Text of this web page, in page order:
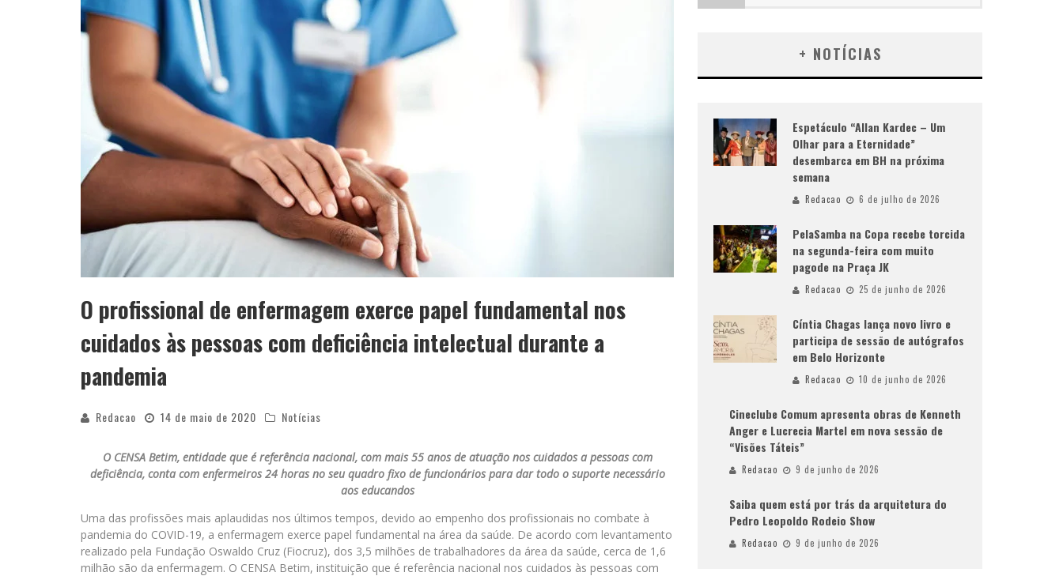
O profissional de enfermagem exerce papel fundamental nos
cuidados às pessoas com deficiência intelectual durante a
pandemia
Redacao 14 de maio de 2020 Notícias
O CENSA Betim, entidade que é referência nacional, com mais 55 anos de atuação nos cuidados a pessoas com
deficiência, conta com enfermeiros 24 horas no seu quadro fixo de funcionários para dar todo o suporte necessário
aos educandos
Uma das profissões mais aplaudidas nos últimos tempos, devido ao empenho dos profissionais no combate à
pandemia do COVID-19, a enfermagem exerce papel fundamental na área da saúde. De acordo com levantamento
realizado pela Fundação Oswaldo Cruz (Fiocruz), dos 3,5 milhões de trabalhadores da área da saúde, cerca de 1,6
milhão são da enfermagem. O CENSA Betim, instituição que é referência nacional nos cuidados às pessoas com
+ NOTÍCIAS
Espetáculo “Allan Kardec – Um
Olhar para a Eternidade”
desembarca em BH na próxima
semana
Redacao 6 de julho de 2026
PelaSamba na Copa recebe torcida
na segunda-feira com muito
pagode na Praça JK
Redacao 25 de junho de 2026
Cíntia Chagas lança novo livro e
participa de sessão de autógrafos
em Belo Horizonte
Redacao 10 de junho de 2026
Cineclube Comum apresenta obras de Kenneth
Anger e Lucrecia Martel em nova sessão de
“Visões Táteis”
Redacao 9 de junho de 2026
Saiba quem está por trás da arquitetura do
Pedro Leopoldo Rodeio Show
Redacao 9 de junho de 2026